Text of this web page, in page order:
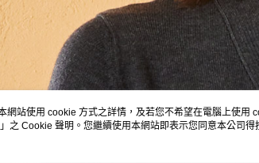
網站使用 cookie 方式之詳情，及若您不希望在電腦上使用
」之 Cookie 聲明。您繼續使用本網站即表示您同意本公司